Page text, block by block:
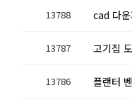
13788 cad 다
13787 고기집
13786 플랜터